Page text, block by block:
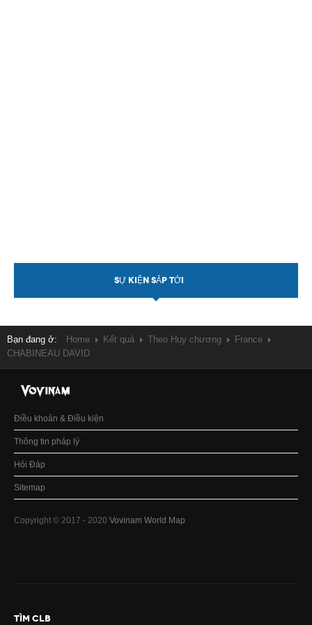
SỰ KIỆN SẮP TỚI
Bạn đang ở: Home Kết quả Theo Huy chương
France
CHABINEAU DAVID
Điều khoản & Điều kiện
Thông tin pháp lý
Hỏi Đáp
Sitemap
Copyright © 2017 - 2020 Vovinam World Map
TÌM CLB